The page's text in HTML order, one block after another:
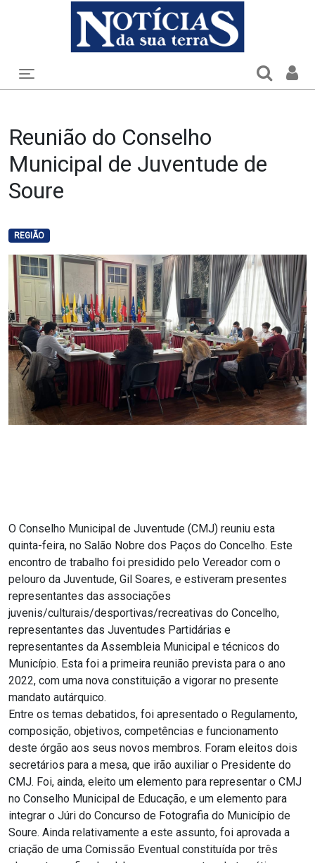
Toggle navigation
Reunião do Conselho
Municipal de Juventude de
Soure
REGIÃO
O Conselho Municipal de Juventude (CMJ) reuniu esta
quinta-feira, no Salão Nobre dos Paços do Concelho. Este
encontro de trabalho foi presidido pelo Vereador com o
pelouro da Juventude, Gil Soares, e estiveram presentes
representantes das associações
juvenis/culturais/desportivas/recreativas do Concelho,
representantes das Juventudes Partidárias e
representantes da Assembleia Municipal e técnicos do
Município. Esta foi a primeira reunião prevista para o ano
2022, com uma nova constituição a vigorar no presente
mandato autárquico.
Entre os temas debatidos, foi apresentado o Regulamento,
composição, objetivos, competências e funcionamento
deste órgão aos seus novos membros. Foram eleitos dois
secretários para a mesa, que irão auxiliar o Presidente do
CMJ. Foi, ainda, eleito um elemento para representar o CMJ
no Conselho Municipal de Educação, e um elemento para
integrar o Júri do Concurso de Fotografia do Município de
Soure. Ainda relativamente a este assunto, foi aprovada a
criação de uma Comissão Eventual constituída por três